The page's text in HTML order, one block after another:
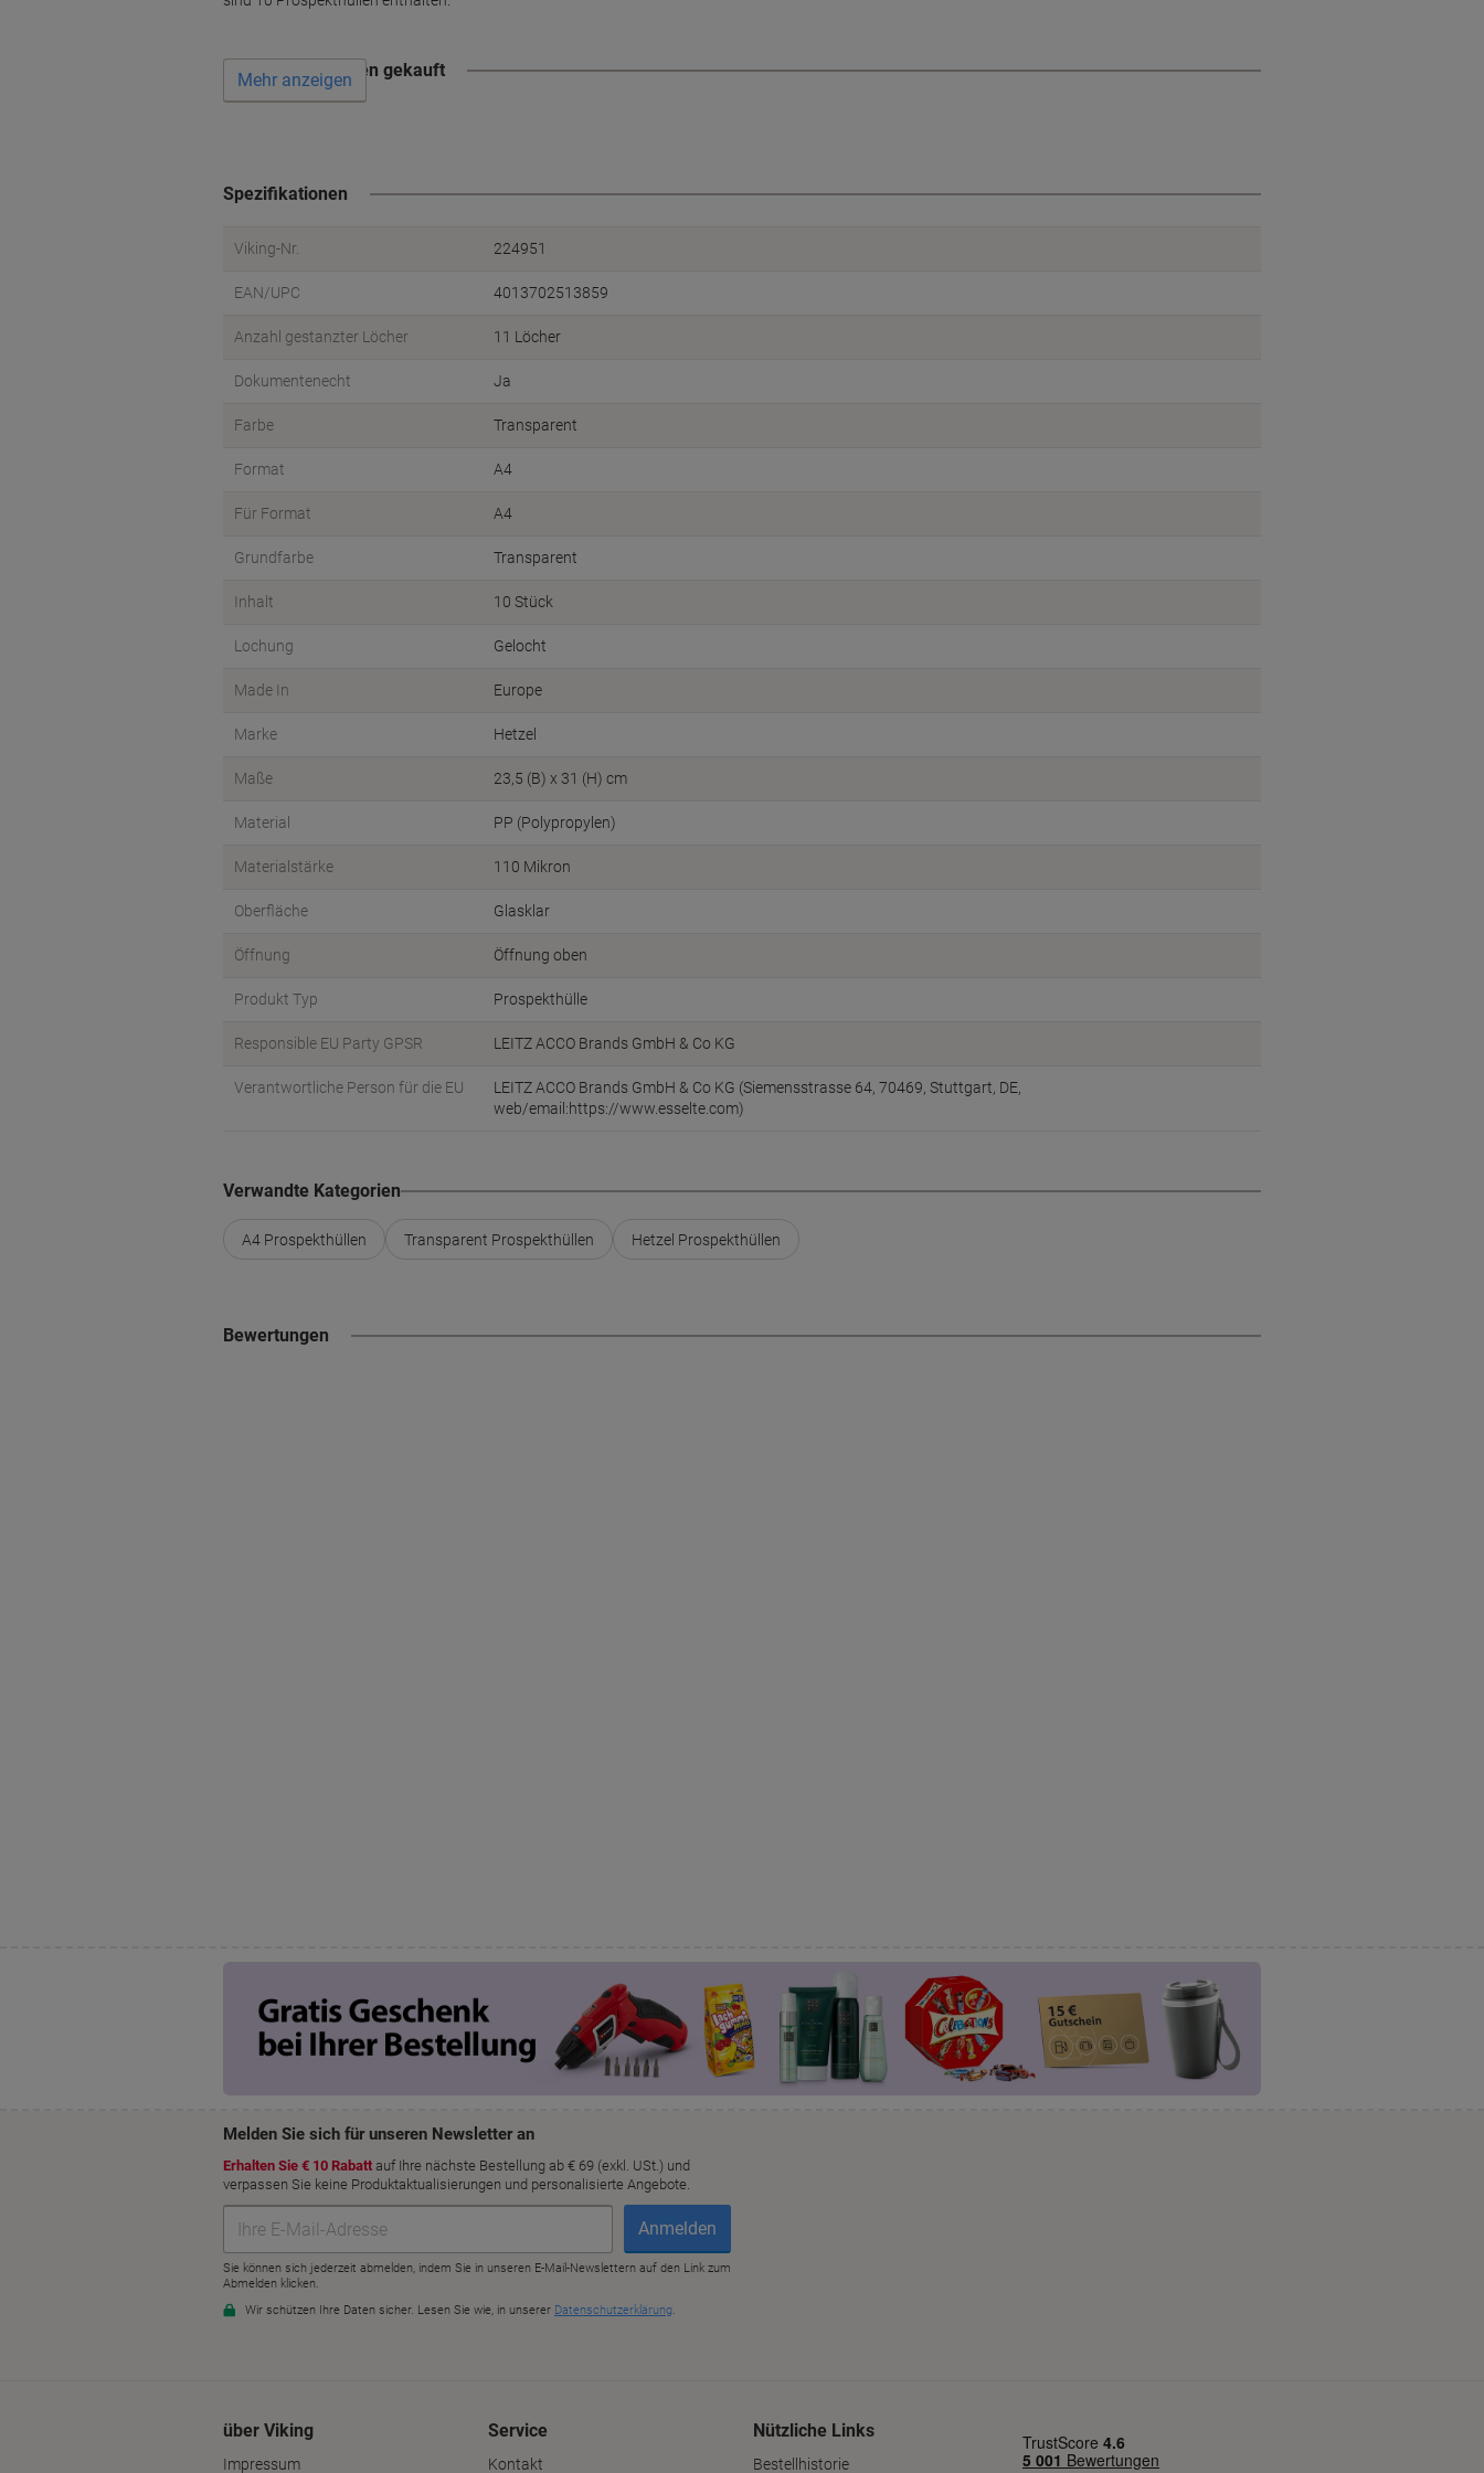
Wird oft zusammen gekauft
Mehr anzeigen
Spezifikationen
Viking-Nr. 224951
EAN/UPC 4013702513859
Anzahl gestanzter Löcher 11 Löcher
Dokumentenecht Ja
Farbe Transparent
Format A4
Für Format A4
Grundfarbe Transparent
Inhalt 10 Stück
Lochung Gelocht
Made In Europe
Marke Hetzel
Maße 23,5 (B) x 31 (H) cm
Material PP (Polypropylen)
Materialstärke 110 Mikron
Oberfläche Glasklar
Öffnung Öffnung oben
Produkt Typ Prospekthülle
Responsible EU Party GPSR LEITZ ACCO Brands GmbH & Co KG
Verantwortliche Person für die EU
LEITZ ACCO Brands GmbH & Co KG (Siemensstrasse 64, 70469, Stuttgart, DE,
web/email:https://www.esselte.com)
Verwandte Kategorien
A4 Prospekthüllen Transparent Prospekthüllen Hetzel Prospekthüllen
Bewertungen
über Viking
Impressum
Service
Kontakt
Nützliche Links
Bestellhistorie